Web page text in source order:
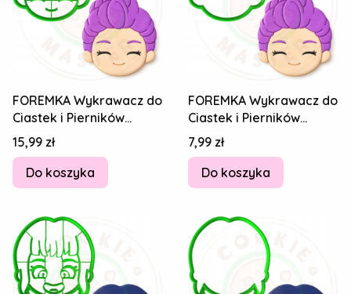
FOREMKA Wykrawacz do
Ciastek i Pierników
HUNTRIX KPop Demon
Hunters RUMI 9cm
Cena
15,99 zł
Do koszyka
FOREMKA Wykrawacz do
Ciastek i Pierników
HUNTRIX KPop Demon
Hunters RUMI 9cm
Cena
7,99 zł
Do koszyka